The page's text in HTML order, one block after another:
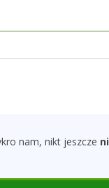
nam, nikt jeszcze